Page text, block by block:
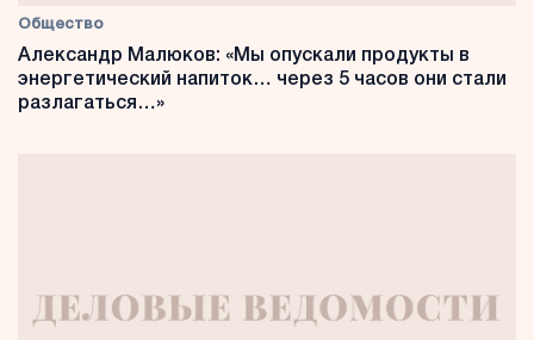
Общество
Александр Малюков: «Мы опускали продукты в
энергетический напиток… через 5 часов они стали
разлагаться…»